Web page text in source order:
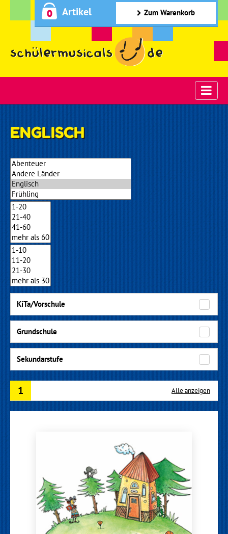
0 Artikel Zum Warenkorb
ENGLISCH
KiTa/Vorschule
Grundschule
Sekundarstufe
1 Alle anzeigen